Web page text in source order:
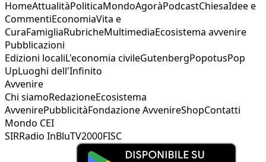
HomeAttualitàPoliticaMondoAgoràPodcastChiesaIdee e
CommentiEconomiaVita e
CuraFamigliaRubricheMultimediaEcosistema avvenire
Pubblicazioni
Edizioni localiL'economia civileGutenbergPopotusPop
UpLuoghi dell'Infinito
Avvenire
Chi siamoRedazioneEcosistema
AvvenirePubblicitàFondazione AvvenireShopContatti
Mondo CEI
SIRRadio InBluTV2000FISC